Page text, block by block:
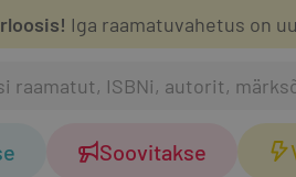
Iga raamatuvahetus on
Soovitakse